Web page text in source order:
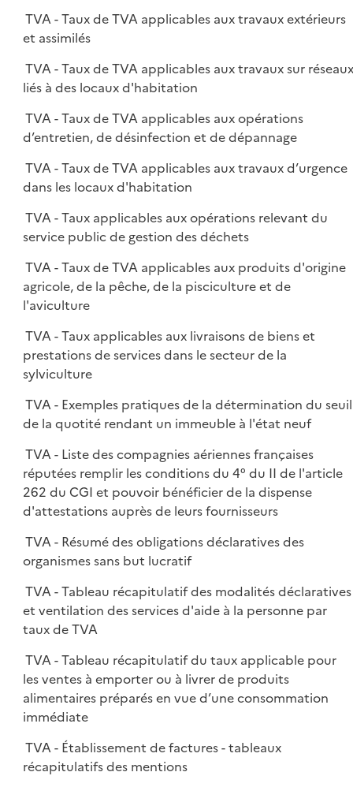
TVA - Taux de TVA applicables aux travaux extérieurs
et assimilés
TVA - Taux de TVA applicables aux travaux sur
liés à des locaux d'habitation
TVA - Taux de TVA applicables aux opérations
d’entretien, de désinfection et de dépannage
TVA - Taux de TVA applicables aux travaux d’urgence
dans les locaux d'habitation
TVA - Taux applicables aux opérations relevant du
service public de gestion des déchets
TVA - Taux de TVA applicables aux produits d'origine
agricole, de la pêche, de la pisciculture et de
l'aviculture
TVA - Taux applicables aux livraisons de biens et
prestations de services dans le secteur de la
sylviculture
TVA - Exemples pratiques de la détermination du seuil
de la quotité rendant un immeuble à l'état neuf
TVA - Liste des compagnies aériennes françaises
réputées remplir les conditions du 4° du II de l'article
262 du CGI et pouvoir bénéficier de la dispense
d'attestations auprès de leurs fournisseurs
TVA - Résumé des obligations déclaratives des
organismes sans but lucratif
TVA - Tableau récapitulatif des modalités déclaratives
et ventilation des services d'aide à la personne par
taux de TVA
TVA - Tableau récapitulatif du taux applicable pour
les ventes à emporter ou à livrer de produits
alimentaires préparés en vue d’une consommation
immédiate
TVA - Établissement de factures - tableaux
récapitulatifs des mentions